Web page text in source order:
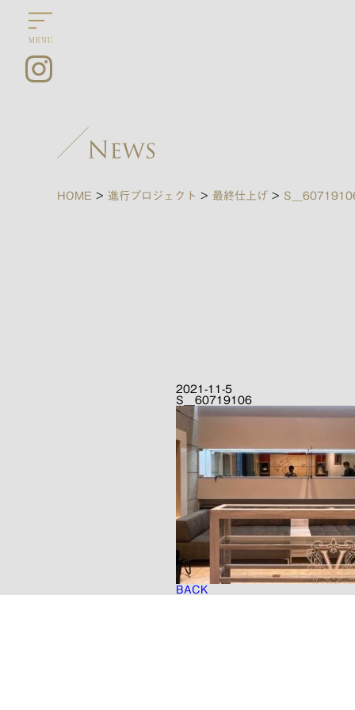
HOME > 進行プロジェクト > 最終仕上げ >
2021-11-5
S__60719106
BACK